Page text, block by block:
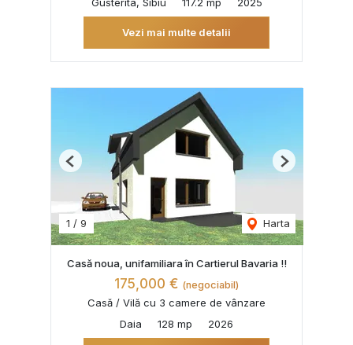
Gusterita, Sibiu
117.2 mp 2025
Vezi mai multe detalii
1 / 9 Harta
Previous Next
Casă noua, unifamiliara în Cartierul Bavaria !!
175,000 € (negociabil)
Casă / Vilă cu 3 camere de vânzare
Daia
128 mp 2026